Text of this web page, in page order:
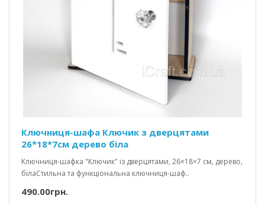
Ключниця-шафа Ключик з дверцятами
26*18*7см дерево біла
Ключниця-шафка "Ключик" із дверцятами, 26×18×7 см, дерево,
білаСтильна та функціональна ключниця-шаф..
490.00грн.